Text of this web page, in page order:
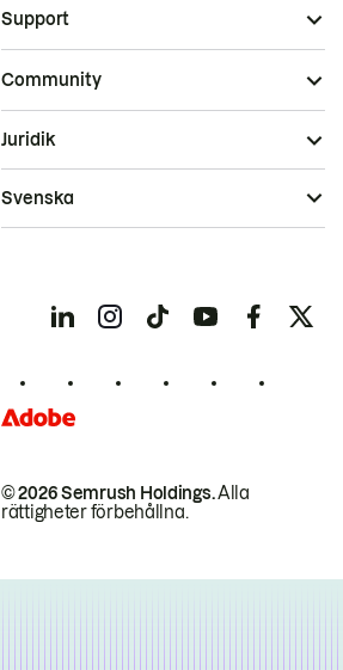
Support
Community
© 2026 Semrush Holdings.Alla
rättigheter förbehållna.
Juridik
Svenska